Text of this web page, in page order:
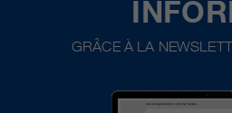
GRÂCE À LA